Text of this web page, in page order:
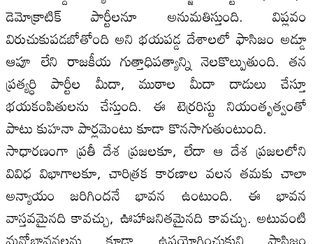
డెమోక్రాటిక్ పార్టీలనూ అనుమతిస్తుంది. విప్లవం
విరుచుకుపడబోతోంది అని భయపడ్డ దేశాలలో ఫాసిజం అడ్డూ
ఆపూ లేని రాజకీయ గుత్తాధిపత్యాన్ని నెలకొల్పుతుంది. తన
ప్రత్యర్ధి పార్టీల మీదా, ముఠాల మీదా దాడులు చేస్తూ
భయకంపితులను చేస్తుంది. ఈ టెర్రరిస్టు నియంతృత్వంతో
పాటు కుహనా పార్లమెంటు కూడా కొనసాగుతుంటుంది.
సాధారణంగా ప్రతీ దేశ ప్రజలకూ, లేదా ఆ దేశ ప్రజలలోని
వివిధ విభాగాలకూ, చారిత్రక కారణాల వలన తమకు చాలా
అన్యాయం జరిగిందనే భావన ఉంటుంది. ఈ భావన
వాస్తవమైనది కావచ్చు, ఊహాజనితమైనది కావచ్చు. అటువంటి